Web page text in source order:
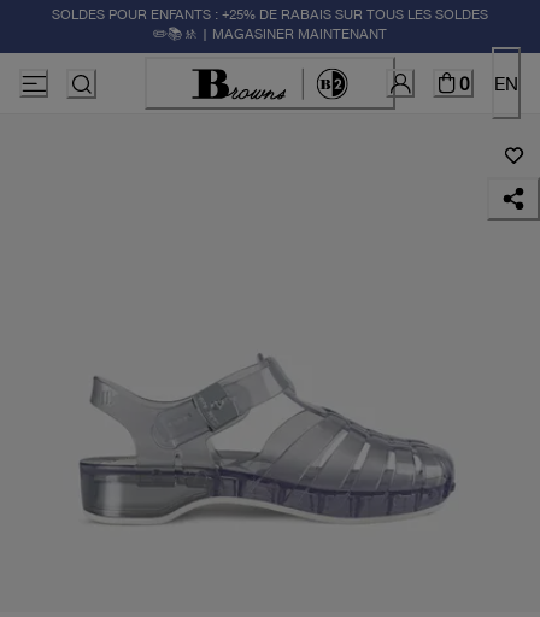
SOLDES POUR ENFANTS : +25% DE RABAIS SUR TOUS LES SOLDES
✏️📚🚸 | MAGASINER MAINTENANT
0 EN